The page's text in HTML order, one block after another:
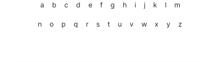
a b c d e f g h i j k l m
n o p q r s t u v w x y z